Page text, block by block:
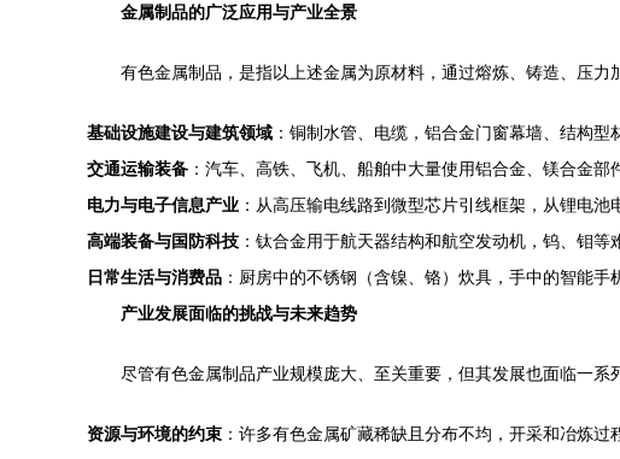
金属制品的广泛应用与产业全景
有色金属制品，是指以上述金属为原材料，通过熔炼、铸造、压
基础设施建设与建筑领域 ：铜制水管、电缆，铝合金门窗幕墙、结构
交通运输装备 ：汽车、高铁、飞机、船舶中大量使用铝合金、镁合金
电力与电子信息产业 ：从高压输电线路到微型芯片引线框架，从锂电
高端装备与国防科技 ：钛合金用于航天器结构和航空发动机，钨、钼
日常生活与消费品 ：厨房中的不锈钢（含镍、铬）炊具，手中的智能
产业发展面临的挑战与未来趋势
尽管有色金属制品产业规模庞大、至关重要，但其发展也面临一系
资源与环境的约束 ：许多有色金属矿藏稀缺且分布不均，开采和冶炼过